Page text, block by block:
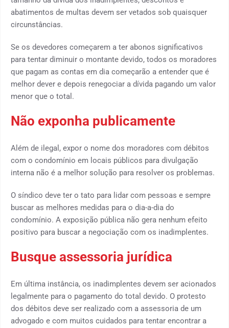
abatimentos de multas devem ser vetados sob quaisquer
circunstâncias.
Se os devedores começarem a ter abonos significativos
para tentar diminuir o montante devido, todos os moradores
que pagam as contas em dia começarão a entender que é
melhor dever e depois renegociar a dívida pagando um valor
menor que o total.
Não exponha publicamente
Além de ilegal, expor o nome dos moradores com débitos
com o condomínio em locais públicos para divulgação
interna não é a melhor solução para resolver os problemas.
O síndico deve ter o tato para lidar com pessoas e sempre
buscar as melhores medidas para o dia-a-dia do
condomínio. A exposição pública não gera nenhum efeito
positivo para buscar a negociação com os inadimplentes.
Busque assessoria jurídica
Em última instância, os inadimplentes devem ser acionados
legalmente para o pagamento do total devido. O protesto
dos débitos deve ser realizado com a assessoria de um
advogado e com muitos cuidados para tentar encontrar a